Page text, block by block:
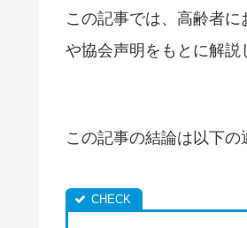
この記事では、高齢者
や協会声明をもとに解説
この記事の結論は以下の